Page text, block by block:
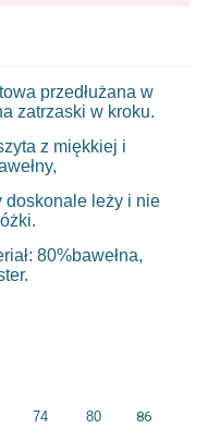
przedłużana w
zatrzaski w kroku.
z miękkiej i
doskonale leży i nie
80%bawełna,
74 80 86